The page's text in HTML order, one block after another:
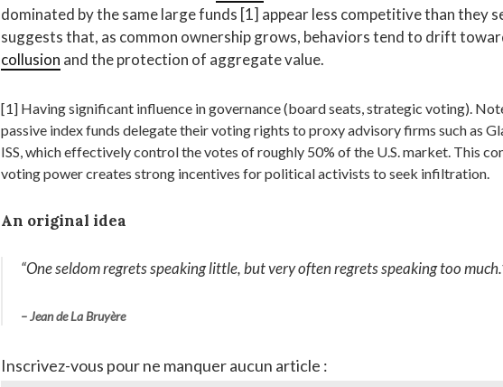
dominated by the same large funds [1] appear less competitive than they
suggests that, as common ownership grows, behaviors tend to drift
collusion and the protection of aggregate value.
[1] Having significant influence in governance (board seats, strategic voting).
passive index funds delegate their voting rights to proxy advisory firms such as
ISS, which effectively control the votes of roughly 50% of the U.S. market. This
voting power creates strong incentives for political activists to seek infiltration.
An original idea
“One seldom regrets speaking little, but very often regrets speaking too much
– Jean de La Bruyère
Inscrivez-vous pour ne manquer aucun article :